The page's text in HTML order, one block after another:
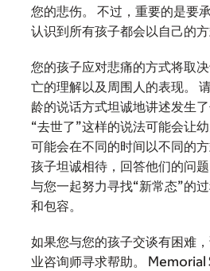
您的悲伤。 不过，重要的是要
认识到所有孩子都会以自己的方
您的孩子应对悲痛的方式将取
亡的理解以及周围人的表现。
龄的说话方式坦诚地讲述发生
“去世了”这样的说法可能会让
可能会在不同的时间以不同的
孩子坦诚相待，回答他们的问
与您一起努力寻找“新常态”的
和包容。
如果您与您的孩子交谈有困难
业咨询师寻求帮助。